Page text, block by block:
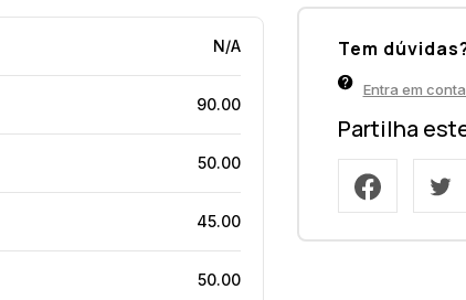
N/A
90.00
50.00
45.00
50.00
Tem
Entra em
Partilha